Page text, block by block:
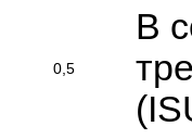
0,5
В